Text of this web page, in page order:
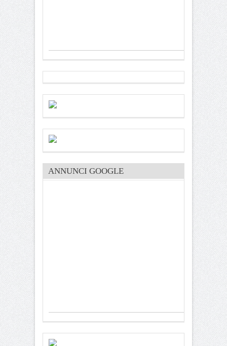
ANNUNCI GOOGLE